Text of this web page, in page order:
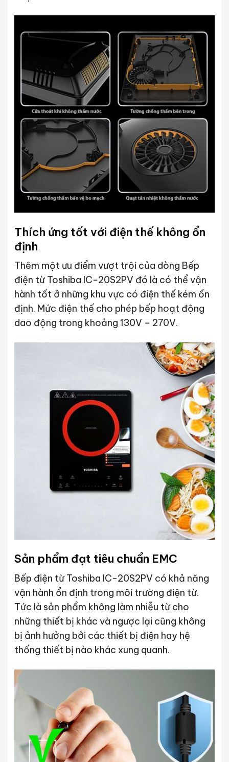
Thích ứng tốt với điện thế không ổn
định
Thêm một ưu điểm vượt trội của dòng Bếp
điện từ Toshiba IC-20S2PV đó là có thể vận
hành tốt ở những khu vực có điện thế kém ổn
định. Mức điện thế cho phép bếp hoạt động
dao động trong khoảng 130V – 270V.
Sản phẩm đạt tiêu chuẩn EMC
Bếp điện từ Toshiba IC-20S2PV có khả năng
vận hành ổn định trong môi trường điện từ.
Tức là sản phẩm không làm nhiễu từ cho
những thiết bị khác và ngược lại cũng không
bị ảnh hưởng bởi các thiết bị điện hay hệ
thống thiết bị nào khác xung quanh.